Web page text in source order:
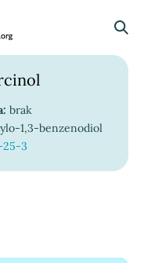
brak
1,3-benzenodiol
3